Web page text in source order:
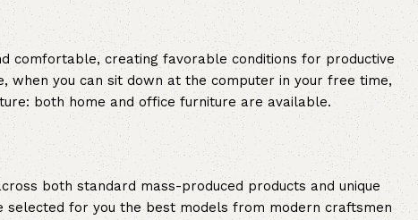
comfortable, creating favorable conditions for productive
you can sit down at the computer in your free time,
both home and office furniture are available.
both standard mass-produced products and unique
for you the best models from modern craftsmen